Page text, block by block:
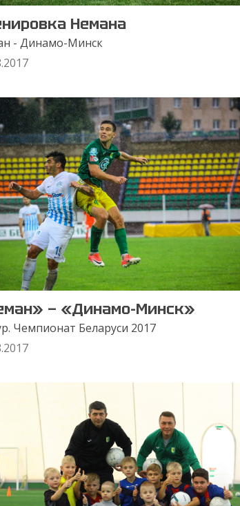
Немана
- Динамо-Минск
— «Динамо-Минск»
Чемпионат Беларуси 2017